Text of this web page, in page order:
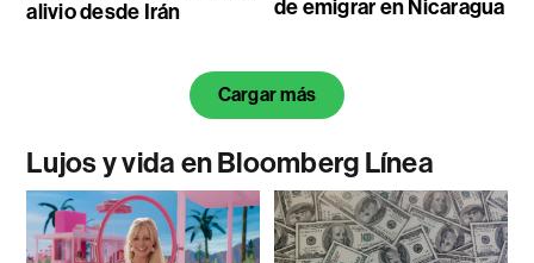
alivio desde Irán
de emigrar en Nicaragua
Cargar más
Lujos y vida en Bloomberg Línea